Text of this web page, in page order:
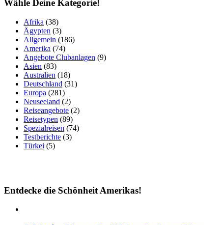
Wähle Deine Kategorie!
Afrika (38)
Ägypten (3)
Allgemein (186)
Amerika (74)
Angebote Clubanlagen (9)
Asien (83)
Australien (18)
Deutschland (31)
Europa (281)
Neuseeland (2)
Reiseangebote (2)
Reisetypen (89)
Spezialreisen (74)
Testberichte (3)
Türkei (5)
Entdecke die Schönheit Amerikas!